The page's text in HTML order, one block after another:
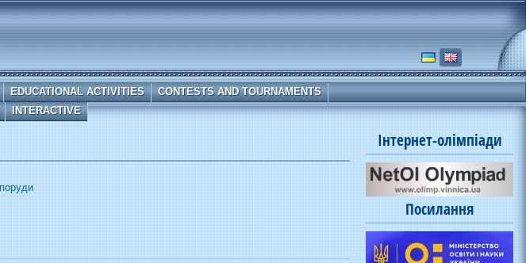
EDUCATIONAL ACTIVITIES
CONTESTS AND TOURNAMENTS
INTERACTIVE
Інтернет-олімпіади
Посилання